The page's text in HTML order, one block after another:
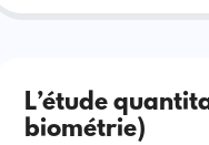
L’étude
biométrie)